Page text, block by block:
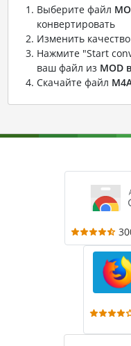
Выберите файл
конвертировать
Изменить
Нажмите "Start
ваш файл из MOD
Скачайте файл